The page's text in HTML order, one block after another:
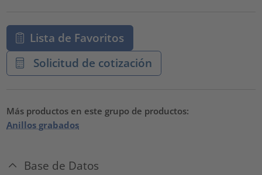
Lista de Favoritos
Solicitud de cotización
Más productos en este grupo de productos:
Anillos grabados
Base de Datos